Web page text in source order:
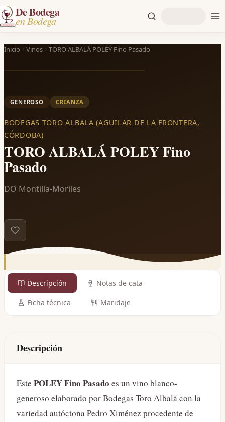
De Bodega
en Bodega
Inicio Vinos TORO ALBALÁ POLEY Fino Pasado
GENEROSO CRIANZA
BODEGAS TORO ALBALA (AGUILAR DE LA FRONTERA,
CÓRDOBA)
TORO ALBALÁ POLEY Fino
Pasado
DO Montilla-Moriles
Descripción Notas de cata
Ficha técnica Maridaje
Descripción
Este POLEY Fino Pasado es un vino blanco-
generoso elaborado por Bodegas Toro Albalá con la
variedad autóctona Pedro Ximénez procedente de